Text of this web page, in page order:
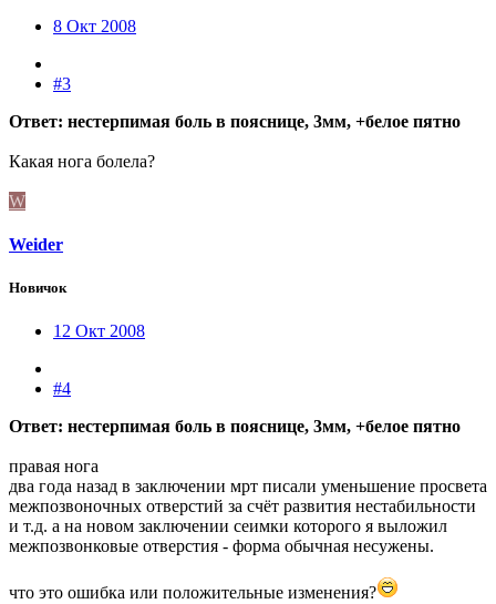
8 Окт 2008
#3
Ответ: нестерпимая боль в пояснице, 3мм, +белое пятно
Какая нога болела?
W
Weider
Новичок
12 Окт 2008
#4
Ответ: нестерпимая боль в пояснице, 3мм, +белое пятно
правая нога
два года назад в заключении мрт писали уменьшение просвета
межпозвоночных отверстий за счёт развития нестабильности
и т.д. а на новом заключении сеимки которого я выложил
межпозвонковые отверстия - форма обычная несужены.
что это ошибка или положительные изменения?